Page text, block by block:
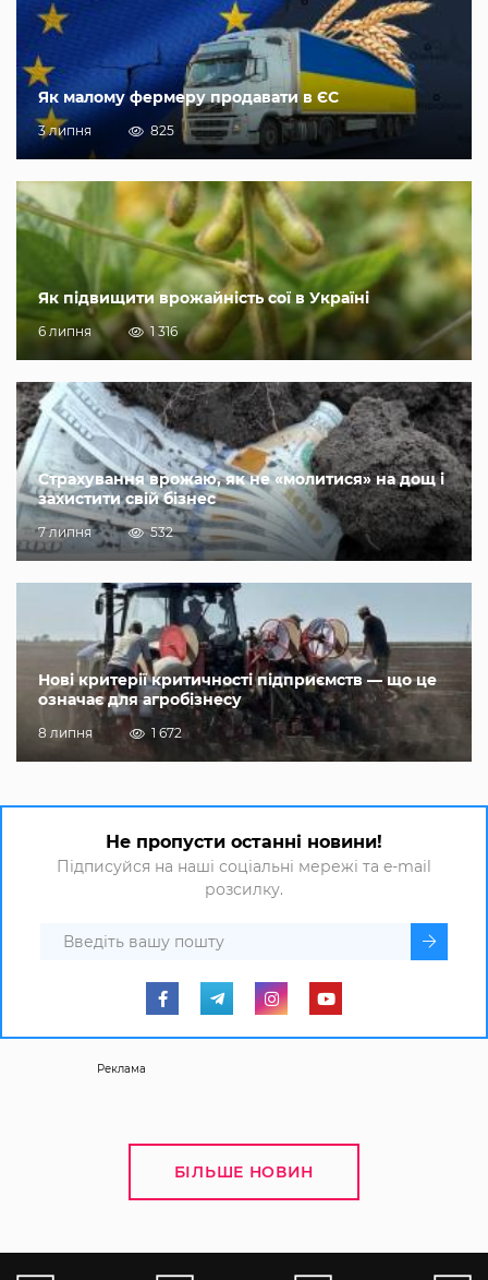
Як малому фермеру продавати в ЄС
3 липня 825
Як підвищити врожайність сої в Україні
6 липня 1 316
Страхування врожаю, як не «молитися» на дощ і
захистити свій бізнес
7 липня 532
Нові критерії критичності підприємств — що це
означає для агробізнесу
8 липня 1 672
Не пропусти останні новини!
Підписуйся на наші соціальні мережі та e-mail
розсилку.
Реклама
БІЛЬШЕ НОВИН